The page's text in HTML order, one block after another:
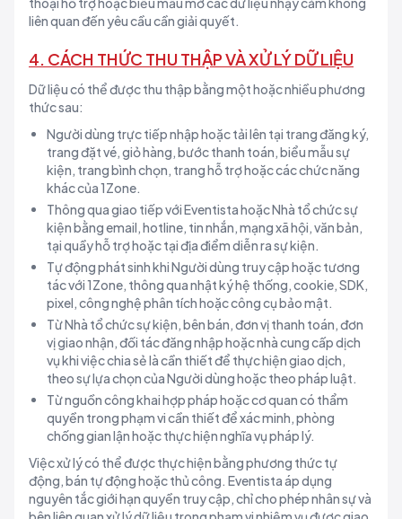
liên quan đến yêu cầu cần giải quyết.
4. CÁCH THỨC THU THẬP VÀ XỬ LÝ DỮ LIỆU
Dữ liệu có thể được thu thập bằng một hoặc nhiều phương
thức sau:
Người dùng trực tiếp nhập hoặc tải lên tại trang đăng ký,
trang đặt vé, giỏ hàng, bước thanh toán, biểu mẫu sự
kiện, trang bình chọn, trang hỗ trợ hoặc các chức năng
khác của 1Zone.
Thông qua giao tiếp với Eventista hoặc Nhà tổ chức sự
kiện bằng email, hotline, tin nhắn, mạng xã hội, văn bản,
tại quầy hỗ trợ hoặc tại địa điểm diễn ra sự kiện.
Tự động phát sinh khi Người dùng truy cập hoặc tương
tác với 1Zone, thông qua nhật ký hệ thống, cookie, SDK,
pixel, công nghệ phân tích hoặc công cụ bảo mật.
Từ Nhà tổ chức sự kiện, bên bán, đơn vị thanh toán, đơn
vị giao nhận, đối tác đăng nhập hoặc nhà cung cấp dịch
vụ khi việc chia sẻ là cần thiết để thực hiện giao dịch,
theo sự lựa chọn của Người dùng hoặc theo pháp luật.
Từ nguồn công khai hợp pháp hoặc cơ quan có thẩm
quyền trong phạm vi cần thiết để xác minh, phòng
chống gian lận hoặc thực hiện nghĩa vụ pháp lý.
Việc xử lý có thể được thực hiện bằng phương thức tự
động, bán tự động hoặc thủ công. Eventista áp dụng
nguyên tắc giới hạn quyền truy cập, chỉ cho phép nhân sự và